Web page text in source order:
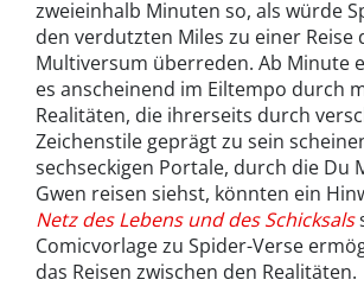
zweieinhalb Minuten so, als würde
den verdutzten Miles zu einer Reise
Multiversum überreden. Ab Minute
es anscheinend im Eiltempo durch
Realitäten, die ihrerseits durch
Zeichenstile geprägt zu sein
sechseckigen Portale, durch die Du
Gwen reisen siehst, könnten ein
Netz des Lebens und des Schicksals
Comicvorlage zu Spider-Verse
das Reisen zwischen den Realitäten.